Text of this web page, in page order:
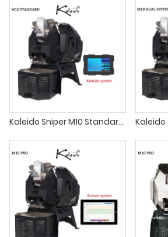
Kaleido Sniper M10 Standard Coffee Roaster café torrado francês